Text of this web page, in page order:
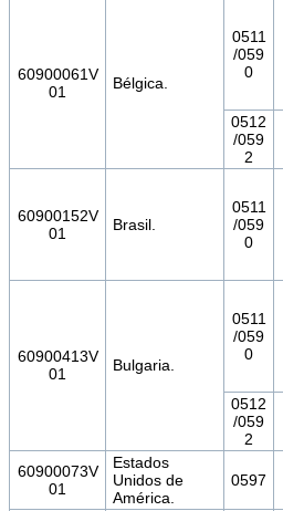
60900061V
01
Bélgica.
0511
/059
0
0512
/059
2
60900152V
01
Brasil.
0511
/059
0
60900413V
01
Bulgaria.
0511
/059
0
0512
/059
2
60900073V
01
Estados
Unidos de
América.
0597